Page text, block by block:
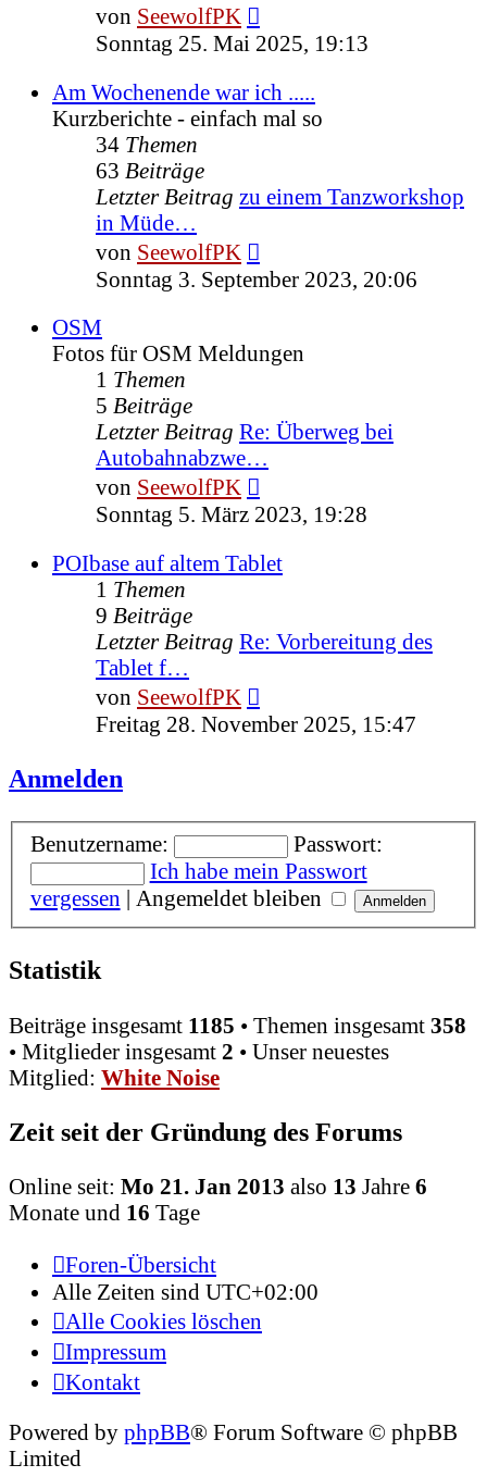
von SeewolfPK
Beitrag
Sonntag 25. Mai 2025, 19:13
Am Wochenende war ich .....
Kurzberichte - einfach mal so
34 Themen
63 Beiträge
Letzter Beitrag zu einem Tanzworkshop
in Müde…
von SeewolfPK
Beitrag
Sonntag 3. September 2023, 20:06
OSM
Fotos für OSM Meldungen
1 Themen
5 Beiträge
Letzter Beitrag Re: Überweg bei
Autobahnabzwe…
von SeewolfPK
Beitrag
Sonntag 5. März 2023, 19:28
POIbase auf altem Tablet
1 Themen
9 Beiträge
Letzter Beitrag Re: Vorbereitung des
Tablet f…
von SeewolfPK
Beitrag
Freitag 28. November 2025, 15:47
Anmelden
Benutzername:
Passwort:
Ich habe mein Passwort
vergessen | Angemeldet bleiben
Statistik
Beiträge insgesamt 1185 • Themen insgesamt 358
• Mitglieder insgesamt 2 • Unser neuestes
Mitglied: White Noise
Zeit seit der Gründung des Forums
Online seit: Mo 21. Jan 2013 also 13 Jahre 6
Monate und 16 Tage
Foren-Übersicht
Alle Zeiten sind UTC+02:00
Alle Cookies löschen
Impressum
Kontakt
Powered by phpBB® Forum Software © phpBB
Limited